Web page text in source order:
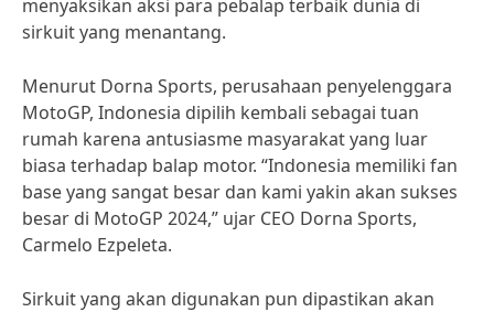
menyaksikan aksi para pebalap terbaik dunia di
sirkuit yang menantang.
Menurut Dorna Sports, perusahaan penyelenggara
MotoGP, Indonesia dipilih kembali sebagai tuan
rumah karena antusiasme masyarakat yang luar
biasa terhadap balap motor. “Indonesia memiliki fan
base yang sangat besar dan kami yakin akan sukses
besar di MotoGP 2024,” ujar CEO Dorna Sports,
Carmelo Ezpeleta.
Sirkuit yang akan digunakan pun dipastikan akan